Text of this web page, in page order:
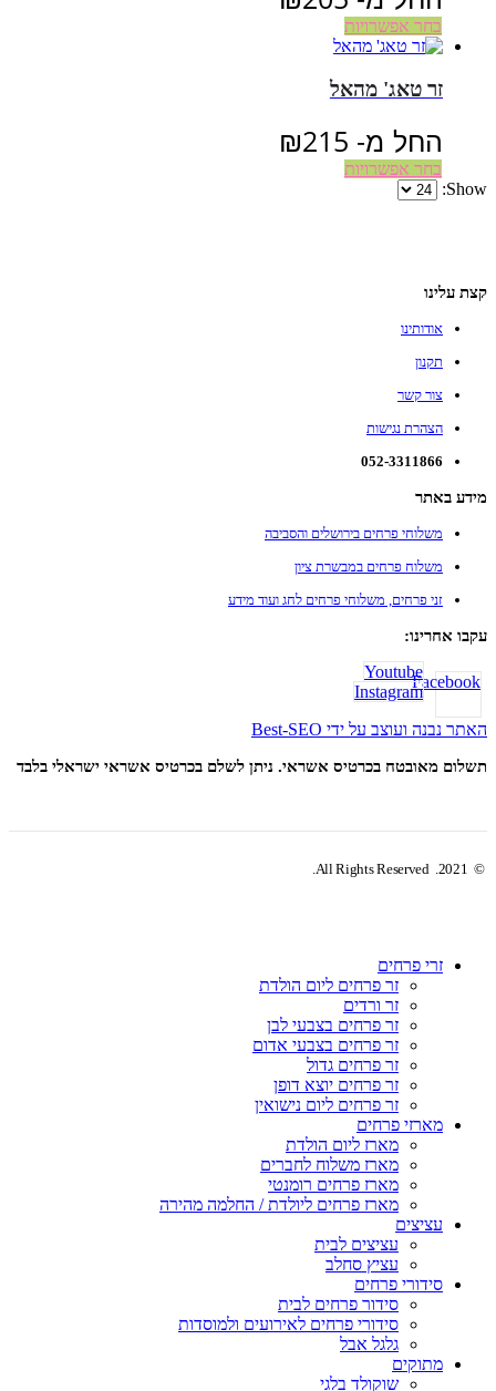
בחר אפשרויות
זר טאג' מהאל
החל מ- ₪215
בחר אפשרויות
Show:
קצת עלינו
אודותינו
תקנון
צור קשר
הצהרת נגישות
052-3311866
מידע באתר
משלוחי פרחים בירושלים והסביבה
משלוח פרחים במבשרת ציון
זני פרחים, משלוחי פרחים לחג ועוד מידע
עקבו אחרינו:
Facebook
Youtube
Instagram
האתר נבנה ועוצב על ידי Best-SEO
תשלום מאובטח בכרטיס אשראי. ניתן לשלם בכרטיס אשראי ישראלי בלבד
© 2021. All Rights Reserved.
זרי פרחים
זר פרחים ליום הולדת
זר ורדים
זר פרחים בצבעי לבן
זר פרחים בצבעי אדום
זר פרחים גדול
זר פרחים יוצא דופן
זר פרחים ליום נישואין
מארזי פרחים
מארז ליום הולדת
מארז משלוח לחברים
מארז פרחים רומנטי
מארז פרחים ליולדת / החלמה מהירה
עציצים
עציצים לבית
עציץ סחלב
סידורי פרחים
סידור פרחים לבית
סידורי פרחים לאירועים ולמוסדות
גלגל אבל
מתוקים
שוקולד בלגי